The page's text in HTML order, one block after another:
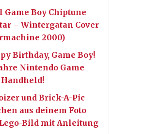
Game Boy Chiptune
– Wintergatan Cover
2000)
Birthday, Game Boy!
Nintendo Game
Handheld!
und Brick-A-Pic
aus deinem Foto
Bild mit Anleitung